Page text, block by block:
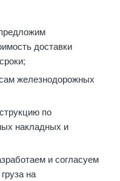
доставки
железнодорожных
по
накладных и
и согласуем
на